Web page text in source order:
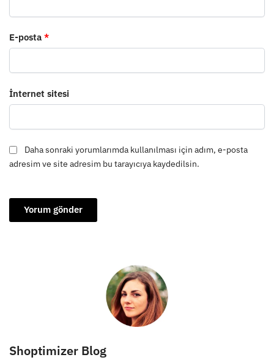
E-posta *
İnternet sitesi
Daha sonraki yorumlarımda kullanılması için adım, e-posta
adresim ve site adresim bu tarayıcıya kaydedilsin.
Shoptimizer Blog